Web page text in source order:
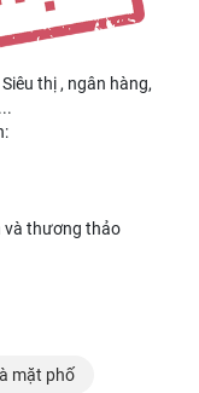
thị , ngân hàng,
và thương thảo
mặt phố